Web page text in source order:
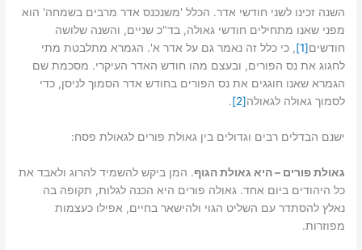
השנה זכינו לשני חודשי אדר. הכלל 'משנכנס אדר מרבים בשמחה' הוא
מפני שאנו מתחילים חודשי גאולה, בד"כ שניים, והשנה שלושה
חודשים[1]
, כי כלל זה נאמר גם על אדר א'. הגמרא מתלבטת מתי
לחגוג את נס הפורים, ובעצם מהו חודש האדר העיקרי. מסכמת שם
הגמרא שאנו חוגגים את נס הפורים בחודש אדר הסמוך לניסן, כדי
לסמוך גאולה לגאולה[2]
.
ישנם הבדלים רבים וגדולים בין גאולת פורים לגאולת פסח:
גאולת פורים – היא גאולת הגוף. המן ביקש להשמיד להרוג ולאבד את
כל היהודים ביום אחד. גאולה פורים היא הכנה לגלות, תקופה בה
נאלץ להסתדר עם השליט הגוי ולהישאר בחיים, אפילו כעצמות
מפוזרות.